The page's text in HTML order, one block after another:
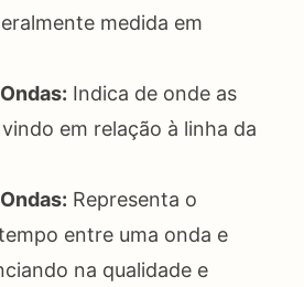
medida em
Indica de onde as
em relação à linha da
Representa o
entre uma onda e
na qualidade e